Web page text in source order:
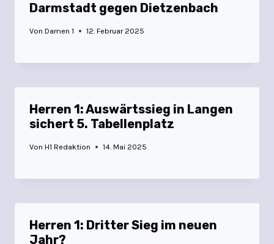
Darmstadt gegen Dietzenbach
Von Damen 1 12. Februar 2025
Herren 1: Auswärtssieg in Langen
sichert 5. Tabellenplatz
Von H1 Redaktion 14. Mai 2025
Herren 1: Dritter Sieg im neuen
Jahr?